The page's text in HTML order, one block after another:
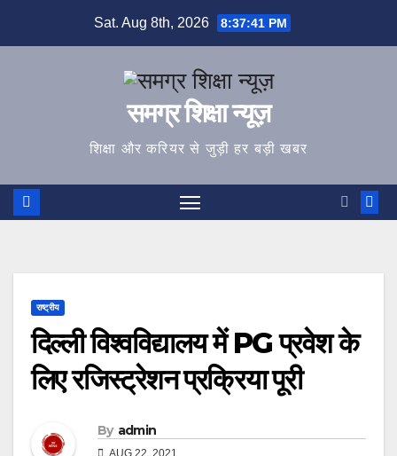
Sat. Aug 8th, 2026 8:37:41 PM
समग्र शिक्षा न्यूज़
शिक्षा और करियर से जुड़ी हर बड़ी खबर
राष्ट्रीय
दिल्ली विश्वविद्यालय में PG प्रवेश के
लिए रजिस्ट्रेशन प्रक्रिया पूरी
By admin
AUG 22, 2021